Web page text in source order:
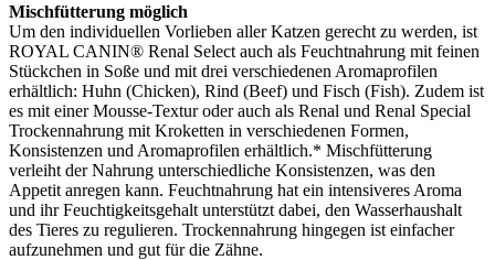
Mischfütterung möglich
Um den individuellen Vorlieben aller Katzen gerecht zu werden, ist
ROYAL CANIN® Renal Select auch als Feuchtnahrung mit feinen
Stückchen in Soße und mit drei verschiedenen Aromaprofilen
erhältlich: Huhn (Chicken), Rind (Beef) und Fisch (Fish). Zudem ist
es mit einer Mousse-Textur oder auch als Renal und Renal Special
Trockennahrung mit Kroketten in verschiedenen Formen,
Konsistenzen und Aromaprofilen erhältlich.* Mischfütterung
verleiht der Nahrung unterschiedliche Konsistenzen, was den
Appetit anregen kann. Feuchtnahrung hat ein intensiveres Aroma
und ihr Feuchtigkeitsgehalt unterstützt dabei, den Wasserhaushalt
des Tieres zu regulieren. Trockennahrung hingegen ist einfacher
aufzunehmen und gut für die Zähne.